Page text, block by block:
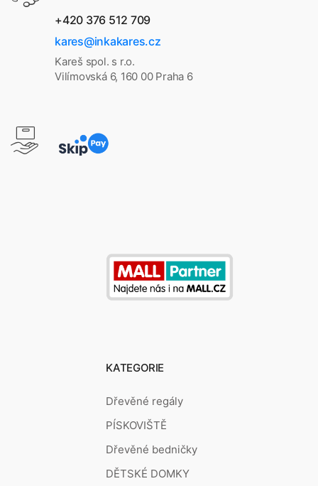
+420 376 512 709
kares@inkakares.cz
Kareš spol. s r.o.
Vilímovská 6, 160 00 Praha 6
KATEGORIE
Dřevěné regály
PÍSKOVIŠTĚ
Dřevěné bedničky
DĚTSKÉ DOMKY